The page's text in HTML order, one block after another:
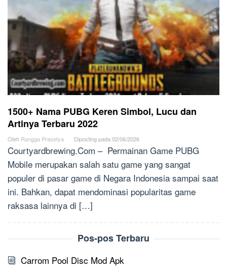
1500+ Nama PUBG Keren Simbol, Lucu dan
Artinya Terbaru 2022
Oleh Rangga Prasetya Diposting pada 02/06/2026
Courtyardbrewing.Com – Permainan Game PUBG
Mobile merupakan salah satu game yang sangat
populer di pasar game di Negara Indonesia sampai saat
ini. Bahkan, dapat mendominasi popularitas game
raksasa lainnya di […]
Pos-pos Terbaru
Carrom Pool Disc Mod Apk